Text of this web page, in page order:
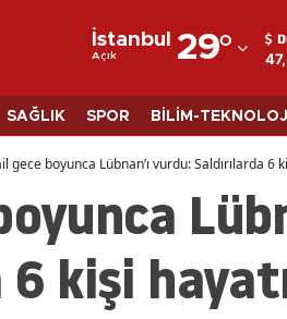
İstanbul
Açık 29°
Adana
Adıyaman
Afyonkarahisar
Ankara
SAĞLIK SPOR BİLİM-TEKNOLOJİ
gece boyunca Lübnan’ı vurdu: Saldırılarda 6
6 kişi